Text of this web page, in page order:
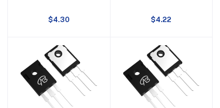
3.2A
20A
11A
$4.30 $4.22